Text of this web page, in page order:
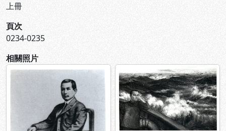
上冊
頁次
0234-0235
相關照片